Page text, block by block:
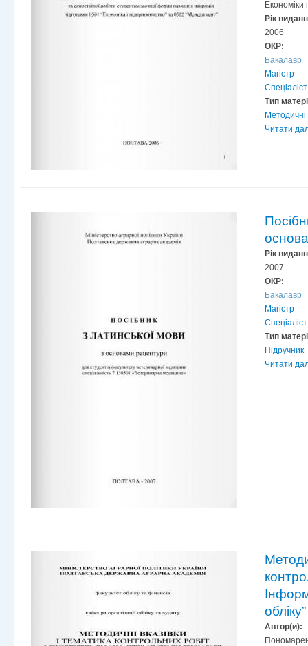
Економіки
Рік
2006
ОКР:
Бакалавр
Магістр
Спеціаліст
Тип
Методичні
Читати
Рік
2007
ОКР:
Бакалавр
Магістр
Спеціаліст
Тип
Підручник
Читати
обліку”
Автор(и):